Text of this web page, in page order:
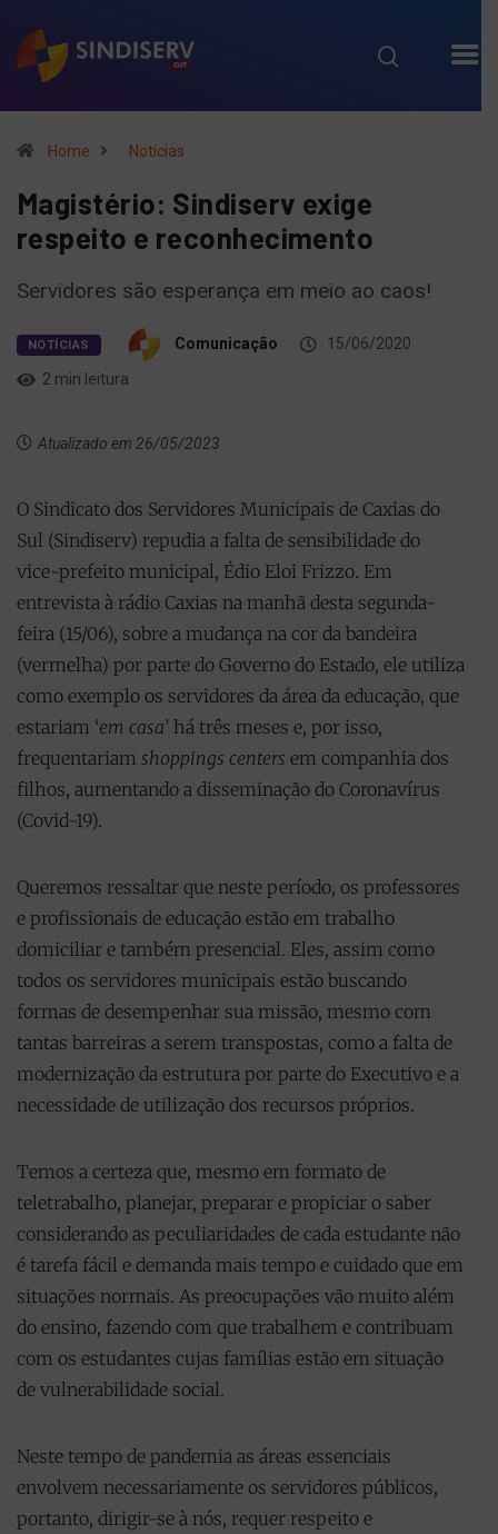
Home Notícias
Magistério: Sindiserv exige
respeito e reconhecimento
Servidores são esperança em meio ao caos!
NOTÍCIAS Comunicação
15/06/2020
2 min leitura
Atualizado em 26/05/2023
O Sindicato dos Servidores Municipais de Caxias do
Sul (Sindiserv) repudia a falta de sensibilidade do
vice-prefeito municipal, Édio Eloi Frizzo. Em
entrevista à rádio Caxias na manhã desta segunda-
feira (15/06), sobre a mudança na cor da bandeira
(vermelha) por parte do Governo do Estado, ele utiliza
como exemplo os servidores da área da educação, que
estariam ‘em casa’ há três meses e, por isso,
frequentariam shoppings centers em companhia dos
filhos, aumentando a disseminação do Coronavírus
(Covid-19).
Queremos ressaltar que neste período, os professores
e profissionais de educação estão em trabalho
domiciliar e também presencial. Eles, assim como
todos os servidores municipais estão buscando
formas de desempenhar sua missão, mesmo com
tantas barreiras a serem transpostas, como a falta de
modernização da estrutura por parte do Executivo e a
necessidade de utilização dos recursos próprios.
Temos a certeza que, mesmo em formato de
teletrabalho, planejar, preparar e propiciar o saber
considerando as peculiaridades de cada estudante não
é tarefa fácil e demanda mais tempo e cuidado que em
situações normais. As preocupações vão muito além
do ensino, fazendo com que trabalhem e contribuam
com os estudantes cujas famílias estão em situação
de vulnerabilidade social.
Neste tempo de pandemia as áreas essenciais
envolvem necessariamente os servidores públicos,
portanto, dirigir-se à nós, requer respeito e